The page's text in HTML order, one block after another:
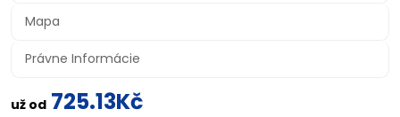
Mapa
Právne Informácie
už od 725.13Kč